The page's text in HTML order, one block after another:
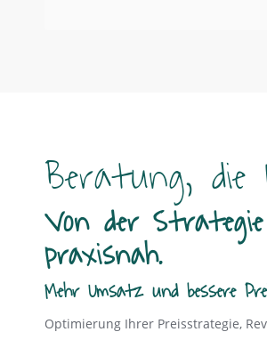
Beratung,
Von der
praxisnah.
Mehr Umsatz und bessere
Optimierung Ihrer Preisstrategie,